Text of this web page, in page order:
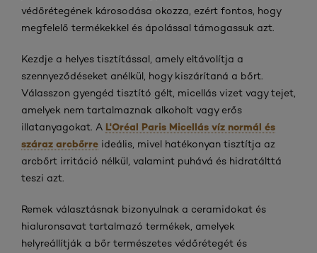
védőrétegének károsodása okozza, ezért fontos, hogy
megfelelő termékekkel és ápolással támogassuk azt.
Kezdje a helyes tisztítással, amely eltávolítja a
szennyeződéseket anélkül, hogy kiszárítaná a bőrt.
Válasszon gyengéd tisztító gélt, micellás vizet vagy tejet,
amelyek nem tartalmaznak alkoholt vagy erős
illatanyagokat. A L'Oréal Paris Micellás víz normál és
száraz arcbőrre ideális, mivel hatékonyan tisztítja az
arcbőrt irritáció nélkül, valamint puhává és hidratálttá
teszi azt.
Remek választásnak bizonyulnak a ceramidokat és
hialuronsavat tartalmazó termékek, amelyek
helyreállítják a bőr természetes védőrétegét és